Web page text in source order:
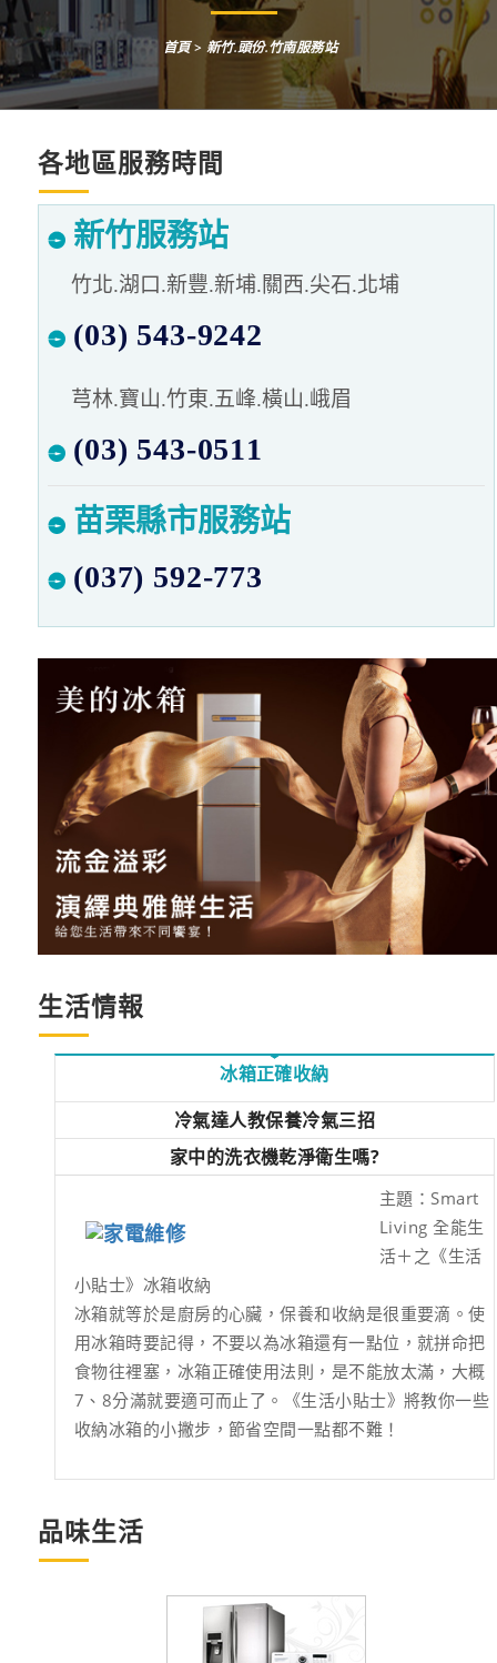
首頁> 新竹.頭份.竹南服務站
各地區服務時間
新竹服務站
竹北.湖口.新豐.新埔.關西.尖石.北埔
(03) 543-9242
芎林.寶山.竹東.五峰.橫山.峨眉
(03) 543-0511
苗栗縣市服務站
(037) 592-773
生活情報
冰箱正確收納
冷氣達人教保養冷氣三招
家中的洗衣機乾淨衛生嗎?
主題：Smart
Living 全能生
活＋之《生活
小貼士》冰箱收納
冰箱就等於是廚房的心臟，保養和收納是很重要滴。使
用冰箱時要記得，不要以為冰箱還有一點位，就拼命把
食物往裡塞，冰箱正確使用法則，是不能放太滿，大概
7、8分滿就要適可而止了。《生活小貼士》將教你一些
收納冰箱的小撇步，節省空間一點都不難！
品味生活